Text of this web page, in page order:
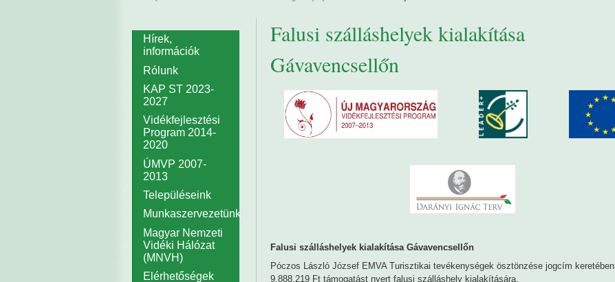
Falusi szálláshelyek kialakítása
Gávavencsellőn
Falusi szálláshelyek kialakítása Gávavencsellőn
Póczos László József EMVA Turisztikai tevékenységek ösztönzése jogcím keretében
9.888.219 Ft támogatást nyert falusi szálláshely kialakítására.
Hírek,
információk
Rólunk
KAP ST 2023-
2027
Vidékfejlesztési
Program 2014-
2020
ÚMVP 2007-
2013
Településeink
Munkaszervezetünk
Magyar Nemzeti
Vidéki Hálózat
(MNVH)
Elérhetőségek